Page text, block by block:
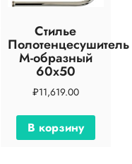
Стилье
Полотенцесушитель
М-образный
60х50
₽11,619.00
В корзину